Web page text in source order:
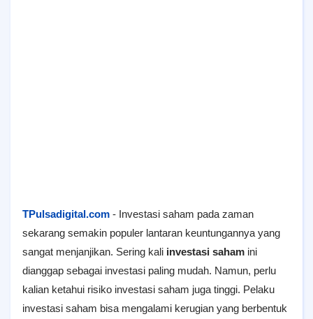
TPulsadigital.com - Investasi saham pada zaman
sekarang semakin populer lantaran keuntungannya yang
sangat menjanjikan. Sering kali investasi saham ini
dianggap sebagai investasi paling mudah. Namun, perlu
kalian ketahui risiko investasi saham juga tinggi. Pelaku
investasi saham bisa mengalami kerugian yang berbentuk